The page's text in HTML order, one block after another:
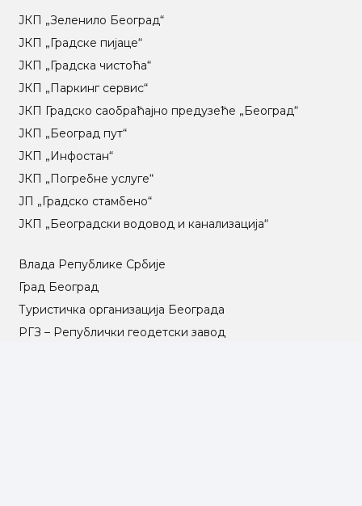
ЈКП „Зеленило Београд“
ЈКП „Градске пијаце“
ЈКП „Градска чистоћа“
ЈКП „Паркинг сервис“
ЈКП Градско саобраћајно предузеће „Београд“
ЈКП „Београд пут“
ЈКП „Инфостан“
ЈКП „Погребне услуге“
ЈП „Градско стамбено“
ЈКП „Београдски водовод и канализација“
Влада Републике Србије
Град Београд
Туристичка организација Београда
РГЗ – Републички геодетски завод